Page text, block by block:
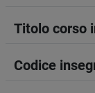
Titolo corso
Codice